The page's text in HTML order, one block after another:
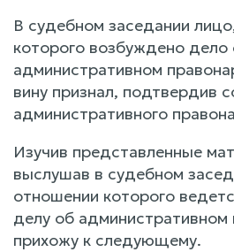
В судебном заседании
которого возбуждено дело
административном
вину признал, подтвердив
административного
Изучив представленные
выслушав в судебном
отношении которого
делу об административном
прихожу к следующему.